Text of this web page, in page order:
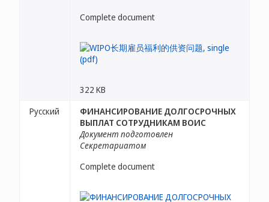
Complete document
322 KB
Русский
ФИНАНСИРОВАНИЕ ДОЛГОСРОЧНЫХ
ВЫПЛАТ СОТРУДНИКАМ ВОИС
Документ подготовлен
Секретариатом
Complete document